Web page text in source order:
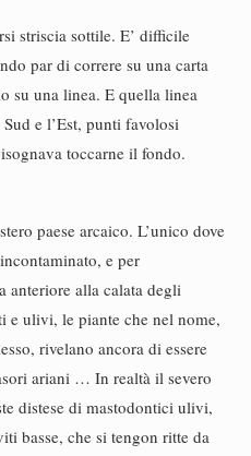
striscia sottile. E’ difficile
par di correre su una carta
su una linea. E quella linea
e l’Est, punti favolosi
toccarne il fondo.
paese arcaico. L’unico dove
e per
anteriore alla calata degli
ulivi, le piante che nel nome,
rivelano ancora di essere
ariani … In realtà il severo
distese di mastodontici ulivi,
basse, che si tengon ritte da